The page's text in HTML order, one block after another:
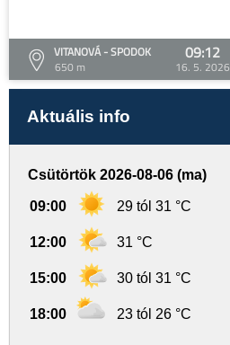
VITANOVÁ - SPODOK
650 m
09:12
16. 5. 2026
Aktuális info
Csütörtök 2026-08-06 (ma)
09:00 29 tól 31 °C
12:00 31 °C
15:00 30 tól 31 °C
18:00 23 tól 26 °C